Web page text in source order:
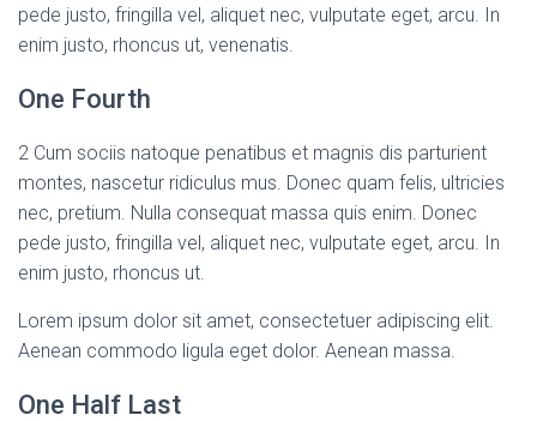
pede justo, fringilla vel, aliquet nec, vulputate eget, arcu. In
enim justo, rhoncus ut, venenatis.
One Fourth
2 Cum sociis natoque penatibus et magnis dis parturient
montes, nascetur ridiculus mus. Donec quam felis, ultricies
nec, pretium. Nulla consequat massa quis enim. Donec
pede justo, fringilla vel, aliquet nec, vulputate eget, arcu. In
enim justo, rhoncus ut.
Lorem ipsum dolor sit amet, consectetuer adipiscing elit.
Aenean commodo ligula eget dolor. Aenean massa.
One Half Last